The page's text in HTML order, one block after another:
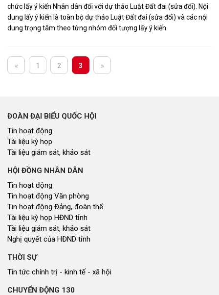
chức lấy ý kiến Nhân dân đối với dự thảo Luật Đất đai (sửa đổi). Nội
dung lấy ý kiến là toàn bộ dự thảo Luật Đất đai (sửa đổi) và các nội
dung trọng tâm theo từng nhóm đối tượng lấy ý kiến.
« 1 2 3 »
ĐOÀN ĐẠI BIỂU QUỐC HỘI
Tin hoạt động
Tài liệu kỳ họp
Tài liệu giám sát, khảo sát
HỘI ĐỒNG NHÂN DÂN
Tin hoạt động
Tin hoạt động Văn phòng
Tin hoạt động Đảng, đoàn thể
Tài liệu kỳ họp HĐND tỉnh
Tài liệu giám sát, khảo sát
Nghị quyết của HĐND tỉnh
THỜI SỰ
Tin tức chính trị - kinh tế - xã hội
CHUYỂN ĐỘNG 130